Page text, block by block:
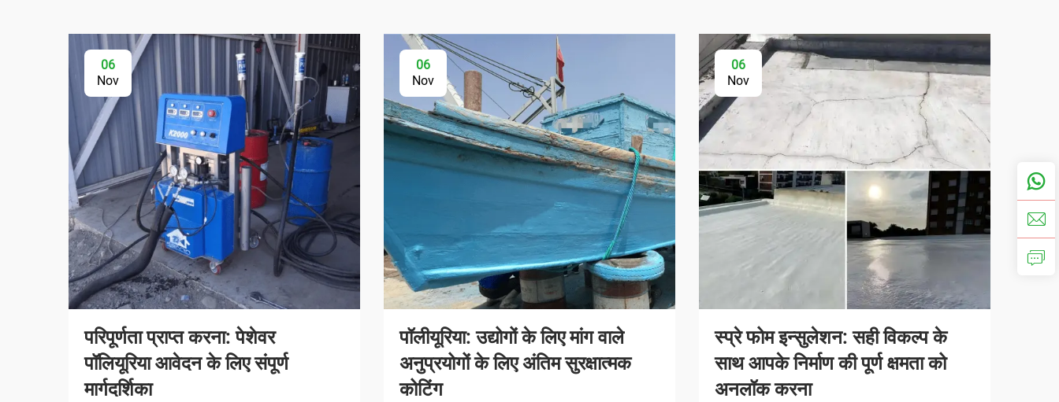
06
Nov
परिपूर्णता प्राप्त करना: पेशेवर
पॉलियूरिया आवेदन के लिए संपूर्ण
मार्गदर्शिका
06
Nov
पॉलीयूरिया: उद्योगों के लिए मांग वाले
अनुप्रयोगों के लिए अंतिम सुरक्षात्मक
कोटिंग
06
Nov
स्प्रे फोम इन्सुलेशन: सही विकल्प के
साथ आपके निर्माण की पूर्ण क्षमता को
अनलॉक करना